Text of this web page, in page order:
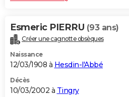
Esmeric PIERRU (93 ans)
Créer une cagnotte obsèques
Naissance
12/03/1908 à Hesdin-l'Abbé
Décès
10/03/2002 à Tingry